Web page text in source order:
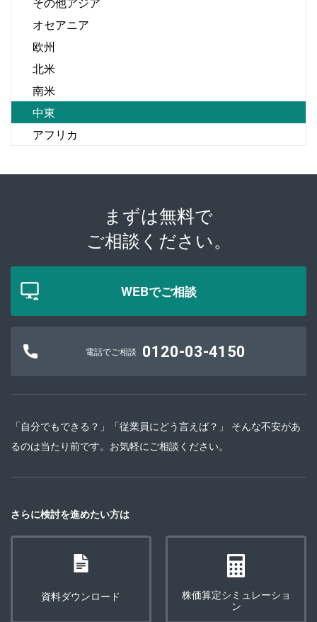
オセアニア
欧州
北米
南米
中東
アフリカ
まずは無料で
ご相談ください。
WEBでご相談
電話でご相談 0120-03-4150
「自分でもできる？」「従業員にどう言えば？」 そんな不安があ
るのは当たり前です。お気軽にご相談ください。
さらに検討を進めたい方は
資料ダウンロード
株価算定シミュレーショ
ン